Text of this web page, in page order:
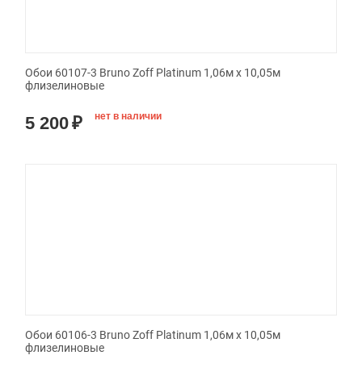
Обои 60107-3 Bruno Zoff Platinum 1,06м х 10,05м
флизелиновые
5 200₽ нет в наличии
Обои 60106-3 Bruno Zoff Platinum 1,06м х 10,05м
флизелиновые